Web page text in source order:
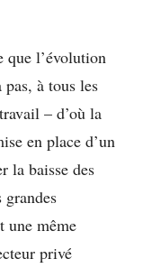
que l’évolution
à tous les
– d’où la
en place d’un
la baisse des
une même
privé